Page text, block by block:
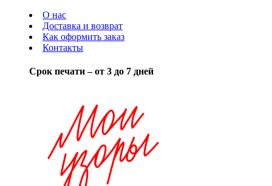
О нас
Доставка и возврат
Как оформить заказ
Контакты
Срок печати – от 3 до 7 дней